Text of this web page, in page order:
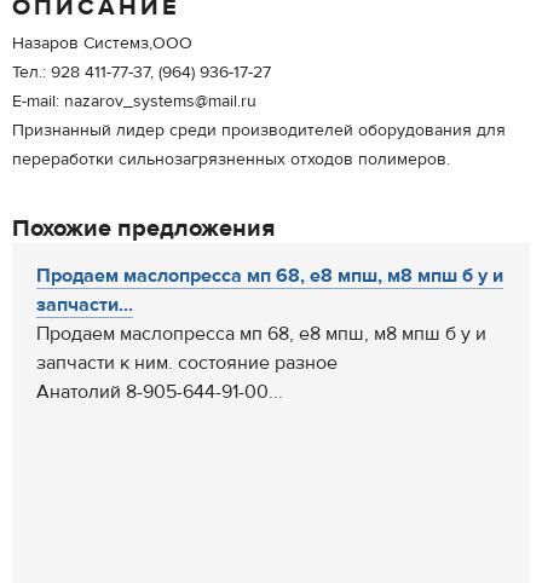
ОПИСАНИЕ
Назаров Системз,ООО
Тел.: 928 411-77-37, (964) 936-17-27
E-mail: nazarov_systems@mail.ru
Признанный лидер среди производителей оборудования для
переработки сильнозагрязненных отходов полимеров.
Похожие предложения
Продаем маслопресса мп 68, е8 мпш, м8 мпш б у и
запчасти...
Продаем маслопресса мп 68, е8 мпш, м8 мпш б у и
запчасти к ним. состояние разное
Анатолий 8-905-644-91-00...